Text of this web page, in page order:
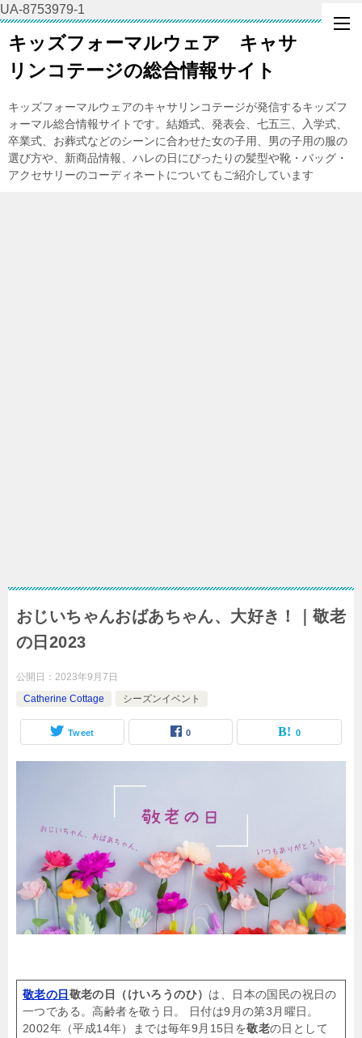
UA-8753979-1
キッズフォーマルウェア キャサ
リンコテージの総合情報サイト
キッズフォーマルウェアのキャサリンコテージが発信するキッズフ
ォーマル総合情報サイトです。結婚式、発表会、七五三、入学式、
卒業式、お葬式などのシーンに合わせた女の子用、男の子用の服の
選び方や、新商品情報、ハレの日にぴったりの髪型や靴・バッグ・
アクセサリーのコーディネートについてもご紹介しています
おじいちゃんおばあちゃん、大好き！｜敬老
の日2023
公開日： 2023年9月7日
Catherine Cottage
シーズンイベント
Tweet 0 0
敬老の日 敬老の日（けいろうのひ） は、日本の国民の祝日の
一つである。高齢者を敬う日。 日付は9月の第3月曜日。
2002年（平成14年）までは毎年9月15日を敬老の日として